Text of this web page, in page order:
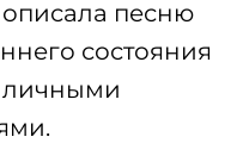
песню
состояния
личными